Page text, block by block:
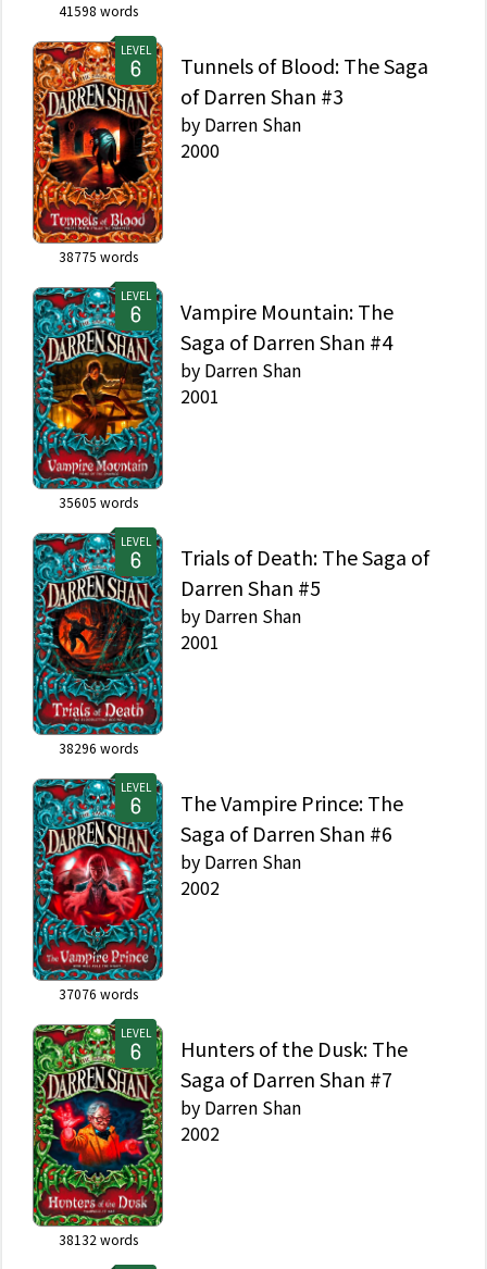
41598 words
LEVEL
38775 words
Tunnels of Blood: The Saga
of Darren Shan #3
by Darren Shan
2000
LEVEL
35605 words
Vampire Mountain: The
Saga of Darren Shan #4
by Darren Shan
2001
LEVEL
38296 words
Trials of Death: The Saga of
Darren Shan #5
by Darren Shan
2001
LEVEL
37076 words
The Vampire Prince: The
Saga of Darren Shan #6
by Darren Shan
2002
LEVEL
38132 words
Hunters of the Dusk: The
Saga of Darren Shan #7
by Darren Shan
2002